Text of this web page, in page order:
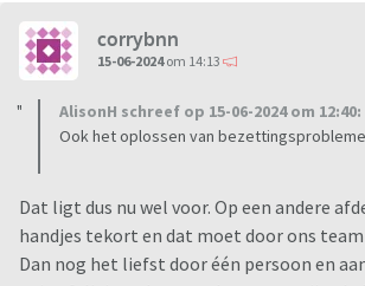
corrybnn
15-06-2024om 14:13
AlisonH schreef op 15-06-2024 om 12:40:
Ook het oplossen van
Dat ligt dus nu wel voor. Op een andere
handjes tekort en dat moet door ons
Dan nog het liefst door één persoon en